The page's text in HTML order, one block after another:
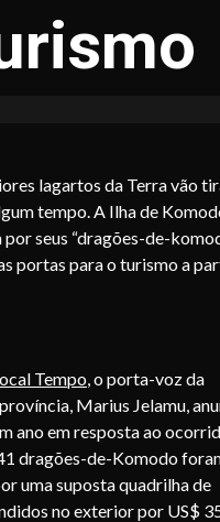
lagartos da Terra vão
tempo. A Ilha de
seus “dragões-de-
portas para o turismo a
Tempo, o porta-voz da
Marius Jelamu,
ano em resposta ao
dragões-de-Komodo
uma suposta quadrilha de
no exterior por US$